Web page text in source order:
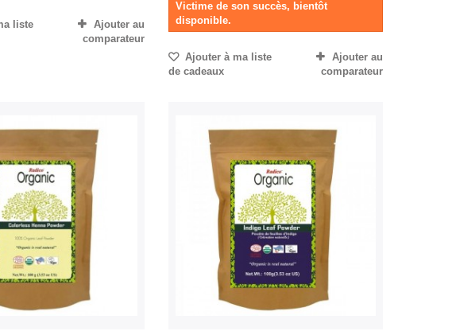
liste
Ajouter au
comparateur
Victime de son succès, bientôt
disponible.
Ajouter à ma liste
de cadeaux
Ajouter au
comparateur